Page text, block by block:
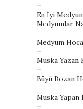
En İyi
Medyumlar
Medyum Hoca
Muska Yazan
Büyü Bozan
Muska